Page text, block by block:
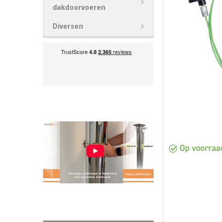
dakdoorvoeren
Diversen
TOE AAN